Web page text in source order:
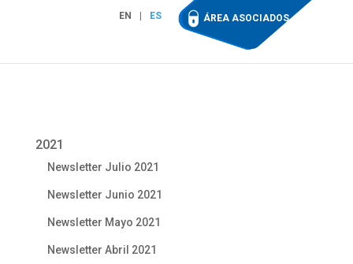
EN ES ÁREA ASOCIADOS
2021
Newsletter Julio 2021
Newsletter Junio 2021
Newsletter Mayo 2021
Newsletter Abril 2021